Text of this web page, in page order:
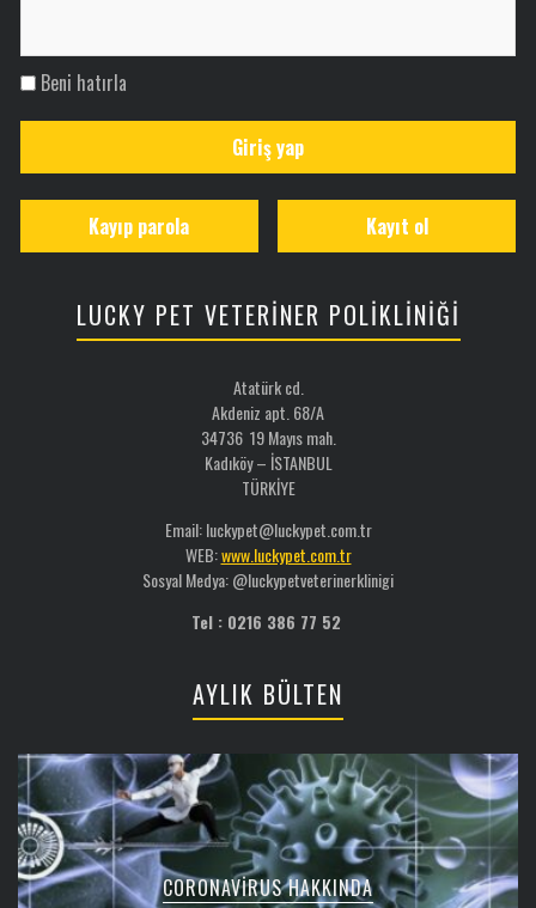
Beni hatırla
Giriş yap
Kayıt ol
Kayıp parola
LUCKY PET VETERİNER POLİKLİNİĞİ
Atatürk cd.
Akdeniz apt. 68/A
34736 19 Mayıs mah.
Kadıköy – İSTANBUL
TÜRKİYE
Email: luckypet@luckypet.com.tr
WEB:www.luckypet.com.tr
Sosyal Medya: @luckypetveterinerklinigi
Tel : 0216 386 77 52
AYLIK BÜLTEN
CORONAVIRUS HAKKINDA